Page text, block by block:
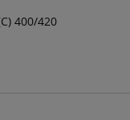
400/420